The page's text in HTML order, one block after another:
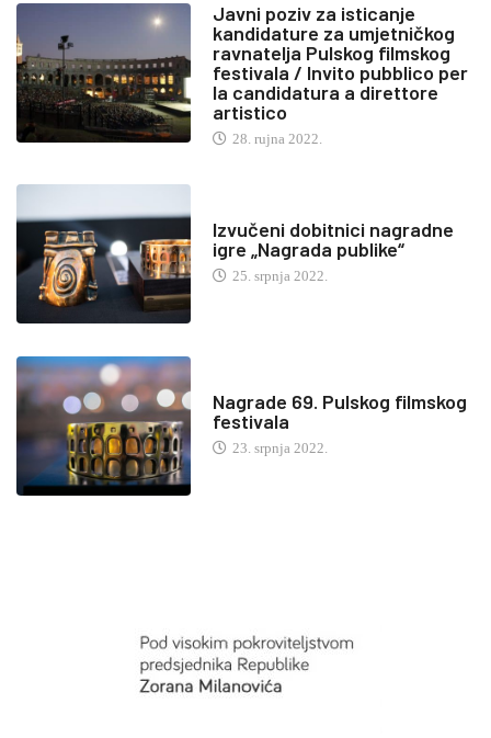
Javni poziv za isticanje
kandidature za umjetničkog
ravnatelja Pulskog filmskog
festivala / Invito pubblico per
la candidatura a direttore
artistico
28. rujna 2022.
Izvučeni dobitnici nagradne
igre „Nagrada publike“
25. srpnja 2022.
Nagrade 69. Pulskog filmskog
festivala
23. srpnja 2022.